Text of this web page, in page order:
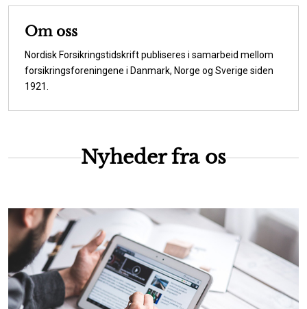
Om oss
Nordisk Forsikringstidskrift publiseres i samarbeid mellom
forsikringsforeningene i Danmark, Norge og Sverige siden
1921.
Nyheder fra os